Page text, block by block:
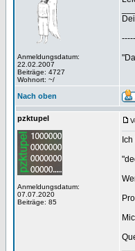
Anmeldungsdatum:
22.02.2007
Beiträge: 4727
Wohnort: ~/
-----
Nach oben
pzktupel
Anmeldungsdatum:
07.07.2020
Beiträge: 85